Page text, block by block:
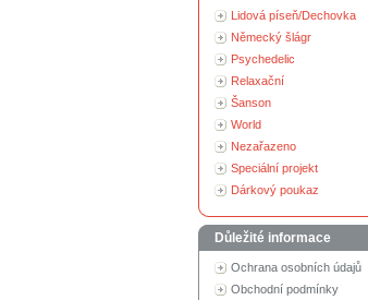
Lidová píseň/Dechovka
Německý šlágr
Psychedelic
Relaxační
Šanson
World
Nezařazeno
Speciální projekt
Dárkový poukaz
Důležité informace
Ochrana osobních údajů
Obchodní podmínky